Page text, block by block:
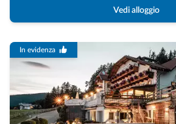
Vedi alloggio
In evidenza